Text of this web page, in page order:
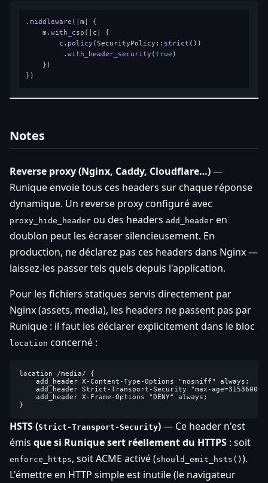
.middleware (|m| {
    m.
with_csp (|c| {
        c.
policy (SecurityPolicy:: strict ())
         .
with_header_security (true )
    })
Notes
Reverse proxy (Nginx, Caddy, Cloudflare…)—
Runique envoie tous ces headers sur chaque réponse
dynamique. Un reverse proxy configuré avec
proxy_hide_header ou des headers add_header en
doublon peut les écraser silencieusement. En
production, ne déclarez pas ces headers dans Nginx —
laissez-les passer tels quels depuis l'application.
Pour les fichiers statiques servis directement par
Nginx (assets, media), les headers ne passent pas par
Runique : il faut les déclarer explicitement dans le bloc
location concerné :
location /media/ {
    add_header X-Content-Type-Options "nosniff" always;
add_header Strict-Transport-Security "max-
    add_header X-Frame-Options "DENY" always;
HSTS (Strict-Transport-Security)— Ce header n'est
émis que si Runique sert réellement du HTTPS : soit
enforce_https, soit ACME activé (should_emit_hsts() ).
L'émettre en HTTP simple est inutile (le navigateur